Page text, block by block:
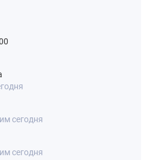
сегодня
сегодня